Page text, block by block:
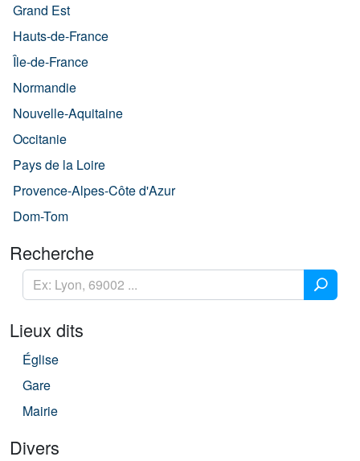
Grand Est
Hauts-de-France
Île-de-France
Normandie
Nouvelle-Aquitaine
Occitanie
Pays de la Loire
Provence-Alpes-Côte d'Azur
Dom-Tom
Recherche
Lieux dits
Église
Gare
Mairie
Divers